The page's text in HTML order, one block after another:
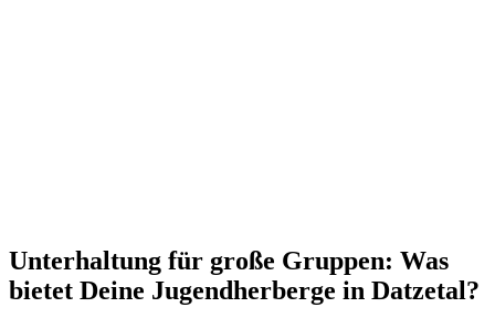
Unterhaltung für große Gruppen: Was
bietet Deine Jugendherberge in Datzetal?